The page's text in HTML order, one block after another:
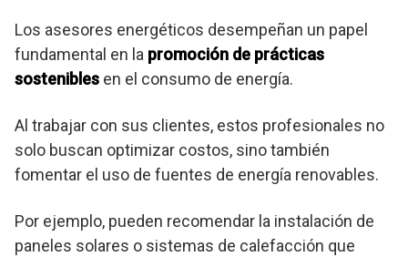
Los asesores energéticos desempeñan un papel
fundamental en la promoción de prácticas
sostenibles en el consumo de energía.
Al trabajar con sus clientes, estos profesionales no
solo buscan optimizar costos, sino también
fomentar el uso de fuentes de energía renovables.
Por ejemplo, pueden recomendar la instalación de
paneles solares o sistemas de calefacción que